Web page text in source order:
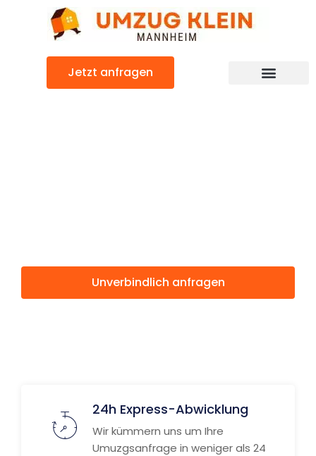
Jetzt anfragen
Unverbindlich anfragen
24h Express-Abwicklung
Wir kümmern uns um Ihre
Umuzgsanfrage in weniger als 24